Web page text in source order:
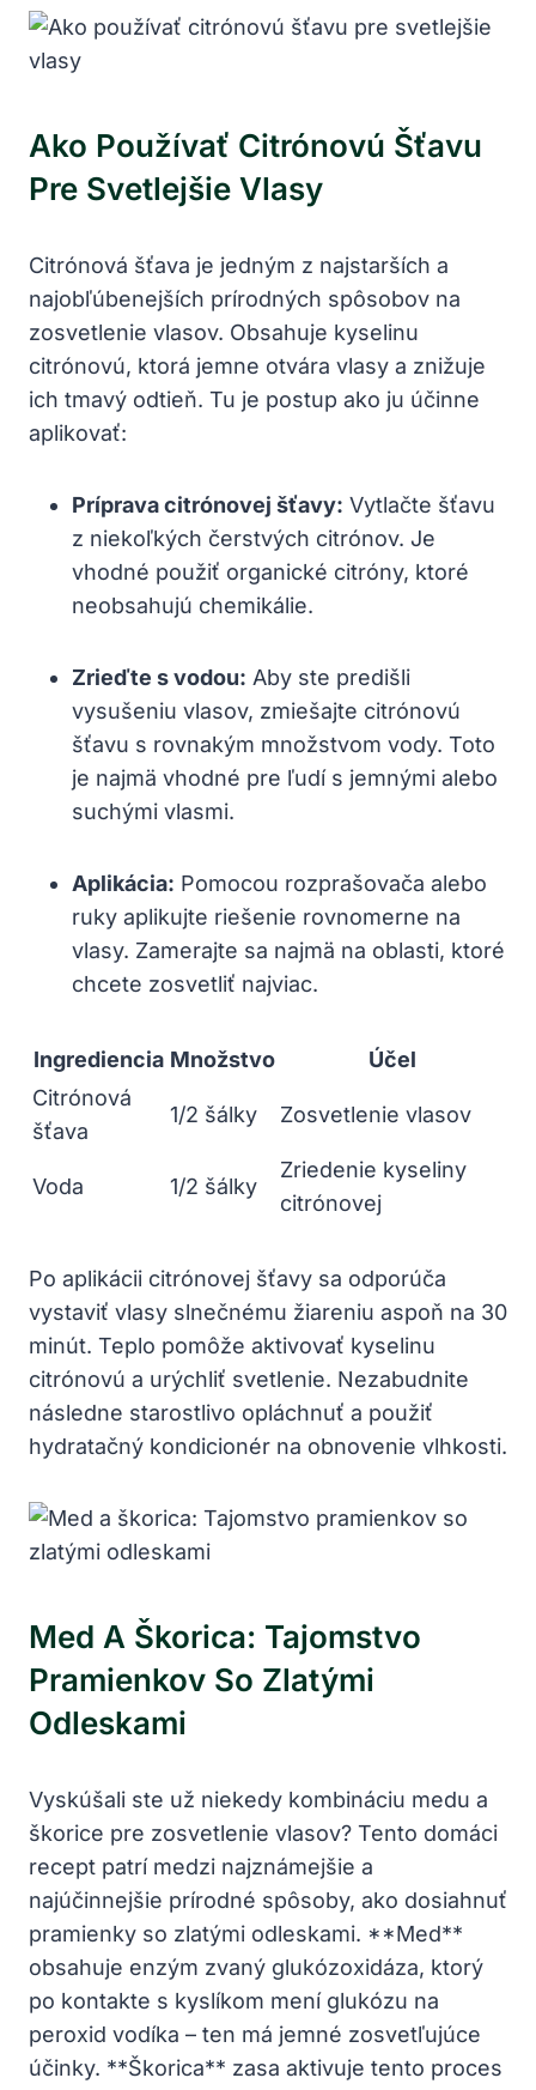
Ako Používať Citrónovú Šťavu
Pre Svetlejšie Vlasy
Citrónová šťava je jedným z najstarších a
najobľúbenejších prírodných spôsobov na
zosvetlenie vlasov. Obsahuje kyselinu
citrónovú, ktorá jemne otvára vlasy a znižuje
ich tmavý odtieň. Tu je postup ako ju účinne
aplikovať:
Príprava citrónovej šťavy: Vytlačte šťavu
z niekoľkých čerstvých citrónov. Je
vhodné použiť organické citróny, ktoré
neobsahujú chemikálie.
Zrieďte s vodou: Aby ste predišli
vysušeniu vlasov, zmiešajte citrónovú
šťavu s rovnakým množstvom vody. Toto
je najmä vhodné pre ľudí s jemnými alebo
suchými vlasmi.
Aplikácia: Pomocou rozprašovača alebo
ruky aplikujte riešenie rovnomerne na
vlasy. Zamerajte sa najmä na oblasti, ktoré
chcete zosvetliť najviac.
Ingrediencia Množstvo
Účel
Citrónová
šťava
1/2 šálky Zosvetlenie vlasov
Voda 1/2 šálky
Zriedenie kyseliny
citrónovej
Po aplikácii citrónovej šťavy sa odporúča
vystaviť vlasy slnečnému žiareniu aspoň na 30
minút. Teplo pomôže aktivovať kyselinu
citrónovú a urýchliť svetlenie. Nezabudnite
následne starostlivo opláchnuť a použiť
hydratačný kondicionér na obnovenie vlhkosti.
Med A Škorica: Tajomstvo
Pramienkov So Zlatými
Odleskami
Vyskúšali ste už niekedy kombináciu medu a
škorice pre zosvetlenie vlasov? Tento domáci
recept patrí medzi najznámejšie a
najúčinnejšie prírodné spôsoby, ako dosiahnuť
pramienky so zlatými odleskami. **Med**
obsahuje enzým zvaný glukózoxidáza, ktorý
po kontakte s kyslíkom mení glukózu na
peroxid vodíka – ten má jemné zosvetľujúce
účinky. **Škorica** zasa aktivuje tento proces